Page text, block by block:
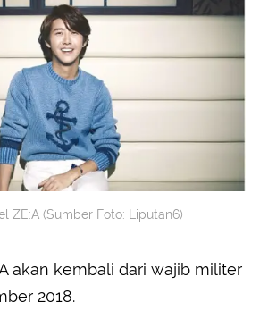
ZE:A (Sumber Foto: Liputan6)
akan kembali dari wajib militer
2018.